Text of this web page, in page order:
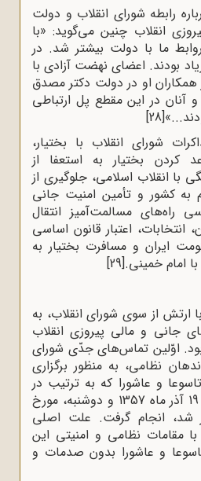
رابطه‌ شوراى انقلاب و دولت
انقلاب چنین مى‌گوید: «با
ما با دولت بیشتر شد. در
بودند. اعضاى نهضت آزادى با
همکاران او در دولت دکتر مصدق
آنان در این مقطع پل ارتباطى
[28]
شوراى انقلاب با بختیار،
کردن بختیار به استعفا از
انقلاب اسلامى، جلوگیرى از
به کشور و تأمین امنیت جانى
راه‌هاى مسالمت‌آمیز انتقال
انتخابات، اعتبار قانون اساسى
ایران و مسافرت بختیار به
امام خمینى.[29]
ارتش از سوى شوراى انقلاب، به
جانى و مالى پیروزى انقلاب
اوّلین تماس‌هاى جدّى شوراى
نظامى، به منظور برگزارى
و عاشورا که به ترتیب در
روزهاى یک‌شنبه، مورخ 19 آذر ماه 1357 و دوشنبه، مورخ
1357، برگزار شد، انجام گرفت. علت اصلى
مقامات نظامى و امنیتى این
و عاشورا بدون صدمات و